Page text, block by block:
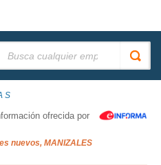
S
ofrecida por
nuevos, MANIZALES